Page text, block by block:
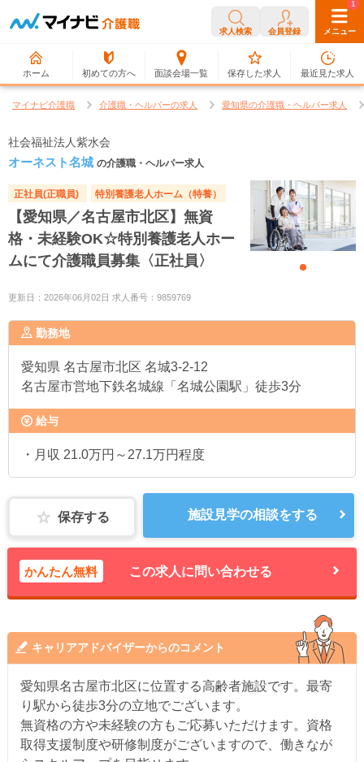
求人検索 会員登録 メニュー
ホーム 初めての方へ 面談会場一覧
0
保存した求人
1
最近見た求人
マイナビ介護職 介護職・ヘルパーの求人 愛知県の介護職・ヘルパー求人
社会福祉法人紫水会
オーネスト名城 の介護職・ヘルパー求人
正社員(正職員) 特別養護老人ホーム（特養）
【愛知県／名古屋市北区】無資
格・未経験OK☆特別養護老人ホー
ムにて介護職員募集〈正社員〉
更新日：2026年06月02日 求人番号：9859769
勤務地
愛知県 名古屋市北区 名城3-2-12
名古屋市営地下鉄名城線「名城公園駅」徒歩3分
給与
・月収 21.0万円～27.1万円程度
保存する 施設見学の相談をする
かんたん無料 この求人に問い合わせる
キャリアアドバイザーからのコメント
愛知県名古屋市北区に位置する高齢者施設です。最寄
り駅から徒歩3分の立地でございます。
無資格の方や未経験の方もご応募いただけます。資格
取得支援制度や研修制度がございますので、働きなが